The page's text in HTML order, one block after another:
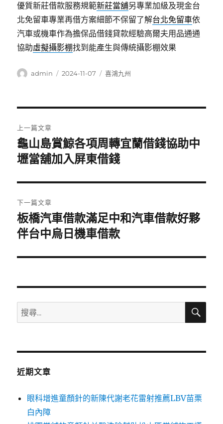
優質新莊借款服務規範新莊當舖另專業加級及現金台
北免留車專業再借方案細節不保留了解台北免留車依
汽車或機車作為擔保品借錢貸款經驗高爾夫用品通通
協助虛擬攝影棚找到能產生與傳統攝影棚效果
作
admin
發
2024-11-07
分
喜鴻九州
章
導
覽
上一篇文章
上
一
文
章:
龜山島賞鯨各項周轉宜蘭借錢協助中
壢當舖加入屏東借錢
下一篇文章
下
一
文
板橋汽車借款滿足中和汽車借款好夥
伴台中烏日機車借款
搜
尋
鍵
搜
近期文章
眼科增進童顏針的新陳代謝老花雷射推薦LBV苗栗
白內障